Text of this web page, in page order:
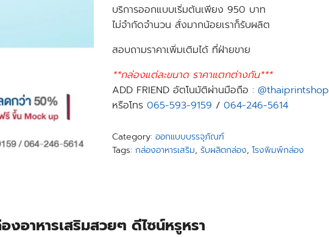
บริการออกแบบเริ่มต้นเพียง 950 บาท
ไม่จำกัดจำนวน สั่งมากน้อยเราก็รับผลิต
สอบถามราคาเพิ่มเติมได้ ที่ฝ่ายขาย
**กล่องแต่ละขนาด ราคาแตกต่างกัน***
ADD FRIEND อัตโนมัติผ่านมือถือ : @thaiprintshop
หรือโทร 065-593-9159 / 064-246-5614
Category: ออกแบบบรรจุภัณฑ์
Tags: กล่องอาหารเสริม, รับผลิตกล่อง, โรงพิมพ์กล่อง
งอาหารเสริมสวยๆ ดีไซน์หรูหรา